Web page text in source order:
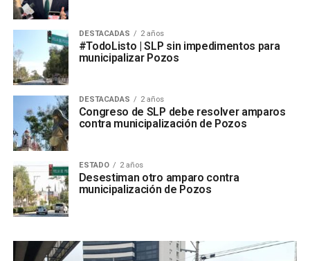
DESTACADAS 2 años
#TodoListo | SLP sin impedimentos para
municipalizar Pozos
DESTACADAS 2 años
Congreso de SLP debe resolver amparos
contra municipalización de Pozos
ESTADO 2 años
Desestiman otro amparo contra
municipalización de Pozos